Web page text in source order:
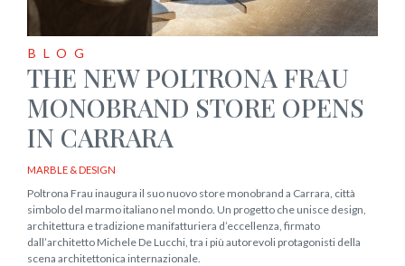
BLOG
THE NEW POLTRONA FRAU
MONOBRAND STORE OPENS
IN CARRARA
MARBLE & DESIGN
Poltrona Frau inaugura il suo nuovo store monobrand a Carrara, città
simbolo del marmo italiano nel mondo. Un progetto che unisce design,
architettura e tradizione manifatturiera d’eccellenza, firmato
dall’architetto Michele De Lucchi, tra i più autorevoli protagonisti della
scena architettonica internazionale.